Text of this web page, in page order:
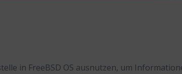
in FreeBSD OS ausnutzen, um